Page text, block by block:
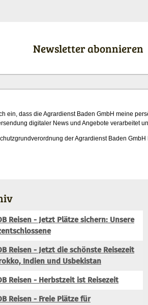
Newsletter abonnieren
ein, dass die Agrardienst Baden GmbH meine
digitaler News und Angebote verarbeitet
der Agrardienst Baden
Reisen - Jetzt Plätze sichern: Unsere
Reisen - Jetzt die schönste Reisezeit
Indien und Usbekistan
Reisen - Herbstzeit ist Reisezeit
Reisen - Freie Plätze für